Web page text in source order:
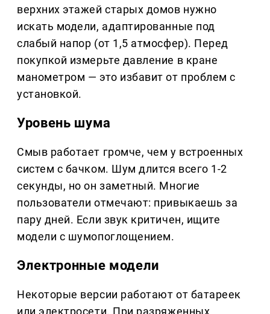
верхних этажей старых домов нужно
искать модели, адаптированные под
слабый напор (от 1,5 атмосфер). Перед
покупкой измерьте давление в кране
манометром — это избавит от проблем с
установкой.
Уровень шума
Смыв работает громче, чем у встроенных
систем с бачком. Шум длится всего 1-2
секунды, но он заметный. Многие
пользователи отмечают: привыкаешь за
пару дней. Если звук критичен, ищите
модели с шумопоглощением.
Электронные модели
Некоторые версии работают от батареек
или электросети. При разряженных